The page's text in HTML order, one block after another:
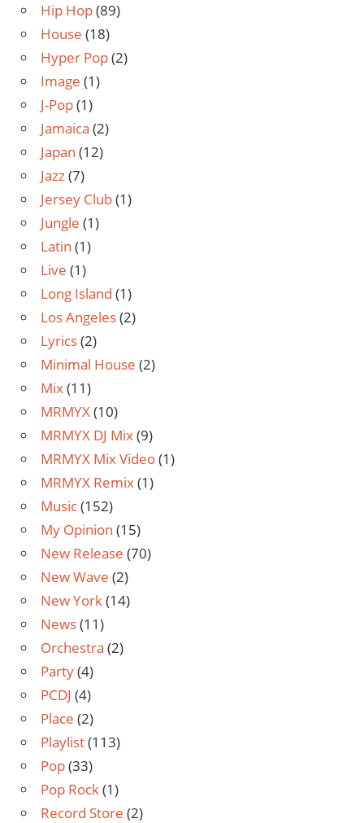
Hip Hop(89)
House (18)
Hyper Pop(2)
Image (1)
J-Pop(1)
Jamaica (2)
Japan (12)
Jazz(7)
Jersey Club(1)
Jungle (1)
Latin (1)
Live (1)
Long Island (1)
Los Angeles(2)
Lyrics(2)
Minimal House (2)
Mix(11)
MRMYX(10)
MRMYX DJ Mix(9)
MRMYX Mix Video(1)
MRMYX Remix(1)
Music(152)
My Opinion (15)
New Release (70)
New Wave (2)
New York(14)
News(11)
Orchestra (2)
Party(4)
PCDJ (4)
Place (2)
Playlist(113)
Pop(33)
Pop Rock(1)
Record Store (2)